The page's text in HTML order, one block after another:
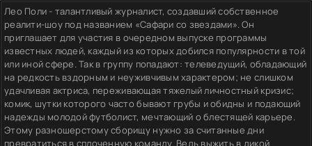
Лео Поли - талантливый журналист, создавший собственное
реалити-шоу под названием «Сафари со звездами». Он
приглашает для участия в очередном выпуске программы
известных людей, каждый из которых добился популярности в той
или иной сфере. Так в группу попадают: телеведущий, обладающий
на редкость вздорным и неуживчивым характером; не слишком
удачливая актриса, переживающая тяжелый личностный кризис;
комик, шутки которого часто бывают грубы и обидны и подающий
надежды молодой футболист, мечтающий о блестящей карьере.
Этому разношерстому сборищу нужно за считанные дни
превратиться в сплоченную команду. Ведь выжить в дикой